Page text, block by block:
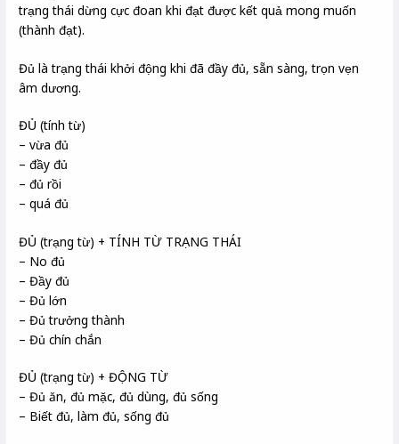
trạng thái dừng cực đoan khi đạt được kết quả mong muốn
(thành đạt).
Đủ là trạng thái khởi động khi đã đầy đủ, sẵn sàng, trọn vẹn
âm dương.
ĐỦ (tính từ)
– vừa đủ
– đầy đủ
– đủ rồi
– quá đủ
ĐỦ (trạng từ) + TÍNH TỪ TRẠNG THÁI
– No đủ
– Đầy đủ
– Đủ lớn
– Đủ trưởng thành
– Đủ chín chắn
ĐỦ (trạng từ) + ĐỘNG TỪ
– Đủ ăn, đủ mặc, đủ dùng, đủ sống
– Biết đủ, làm đủ, sống đủ